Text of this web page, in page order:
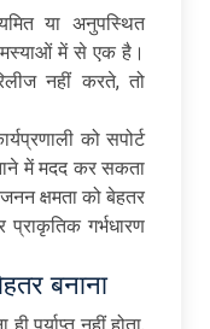
या अनुपस्थित
में से एक है।
नहीं करते, तो
को सपोर्ट
में मदद कर सकता
क्षमता को बेहतर
प्राकृतिक गर्भधारण
बनाना